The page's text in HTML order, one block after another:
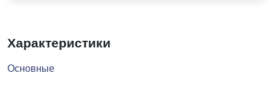
Характеристики
Основные